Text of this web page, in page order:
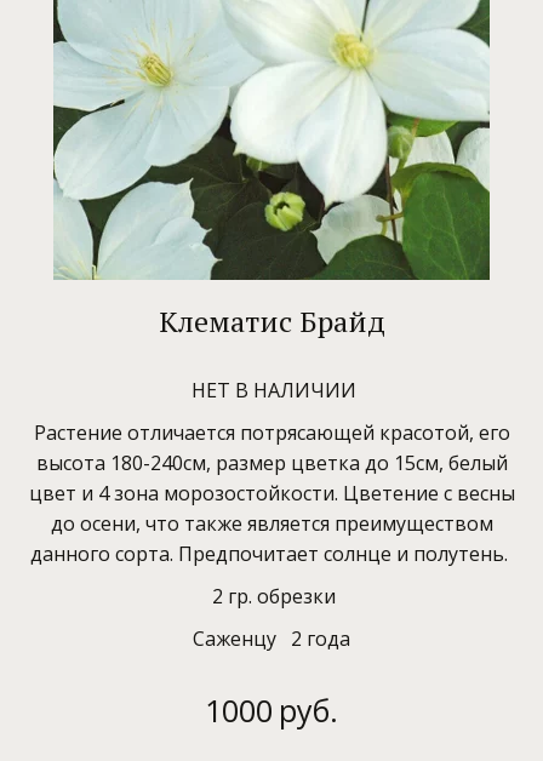
Клематис Брайд
НЕТ В НАЛИЧИИ
Растение отличается потрясающей красотой, его
высота 180-240см, размер цветка до 15см, белый
цвет и 4 зона морозостойкости. Цветение с весны
до осени, что также является преимуществом
данного сорта. Предпочитает солнце и полутень.
2 гр. обрезки
Саженцу 2 года
1000 руб.